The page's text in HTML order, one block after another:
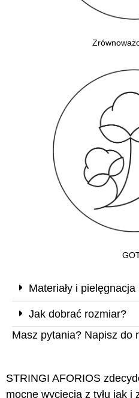
Materiały i pielęgnacja
Jak dobrać rozmiar?
Masz pytania? Napisz do
STRINGI AFORIOS
mocne wycięcia z tyłu jak i